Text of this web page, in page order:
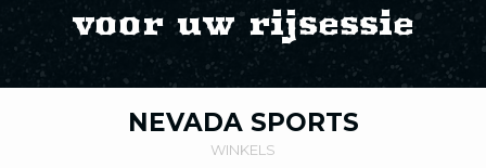
voor uw rijsessie
NEVADA SPORTS
WINKELS